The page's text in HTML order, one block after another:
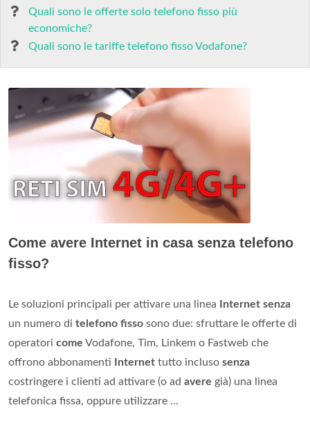
Quali sono le offerte solo telefono fisso più
economiche?
Quali sono le tariffe telefono fisso Vodafone?
Come avere Internet in casa senza telefono
fisso?
Le soluzioni principali per attivare una linea
Internet senza
un numero di telefono fisso sono due: sfruttare le offerte di
operatori come Vodafone, Tim, Linkem o Fastweb che
offrono abbonamenti
Internet tutto incluso senza
costringere i clienti ad attivare (o ad avere già) una linea
telefonica fissa, oppure utilizzare ...